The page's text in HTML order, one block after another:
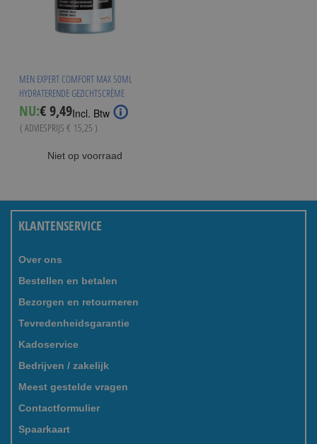
MEN EXPERT COMFORT MAX 50ML
HYDRATERENDE GEZICHTSCRÈME
NU:Special
Price
€ 9,49Incl. Btw
( ADVIESPRIJS € 15,25 )
Niet op voorraad
KLANTENSERVICE
Over ons
Bestellen en betalen
Bezorgen en retourneren
Tevredenheidsgarantie
Kadoservice
Bedrijven / zakelijk
Meest gestelde vragen
Contactformulier
Spaarkaart